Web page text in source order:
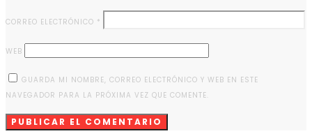
CORREO ELECTRÓNICO *
WEB
GUARDA MI NOMBRE, CORREO ELECTRÓNICO Y WEB EN ESTE
NAVEGADOR PARA LA PRÓXIMA VEZ QUE COMENTE.